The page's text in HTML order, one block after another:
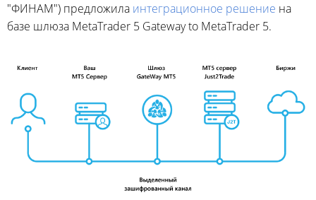
"ФИНАМ") предложила интеграционное решение на
базе шлюза MetaTrader 5 Gateway to MetaTrader 5.